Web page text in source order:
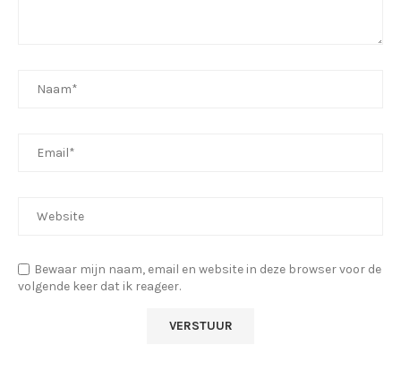
Bewaar mijn naam, email en website in deze browser voor de
volgende keer dat ik reageer.